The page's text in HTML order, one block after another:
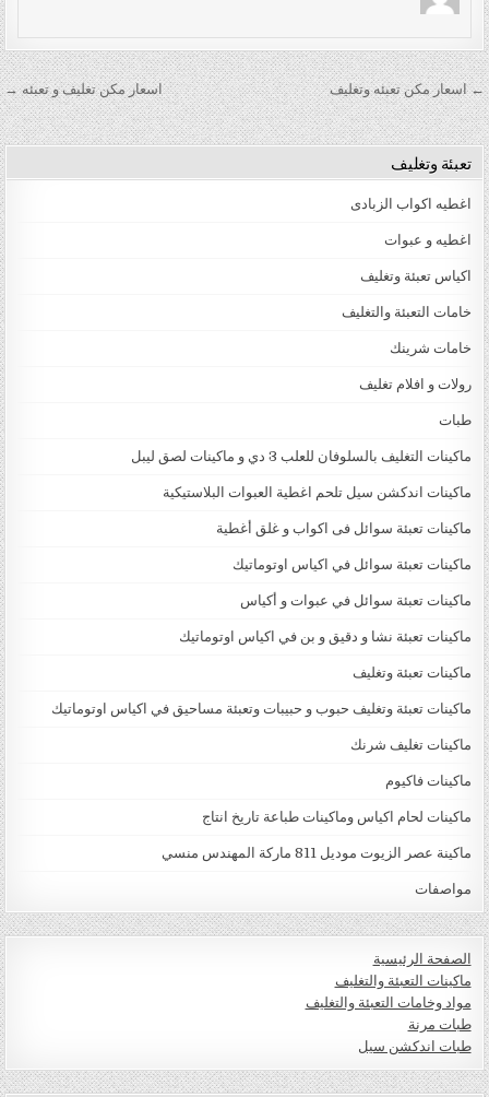
تصفّح المقالات اسعار مكن تغليف و تعبئه → ← اسعار مكن تعبئه وتغليف
تعبئة وتغليف
اغطيه اكواب الزبادى
اغطيه و عبوات
اكياس تعبئة وتغليف
خامات التعبئة والتغليف
خامات شرينك
رولات و افلام تغليف
طبات
ماكينات التغليف بالسلوفان للعلب 3 دي و ماكينات لصق ليبل
ماكينات اندكشن سيل تلحم اغطية العبوات البلاستيكية
ماكينات تعبئة سوائل فى اكواب و غلق أغطية
ماكينات تعبئة سوائل في اكياس اوتوماتيك
ماكينات تعبئة سوائل في عبوات و أكياس
ماكينات تعبئة نشا و دقيق و بن في اكياس اوتوماتيك
ماكينات تعبئة وتغليف
ماكينات تعبئة وتغليف حبوب و حبيبات وتعبئة مساحيق في اكياس اوتوماتيك
ماكينات تغليف شرنك
ماكينات فاكيوم
ماكينات لحام اكياس وماكينات طباعة تاريخ انتاج
ماكينة عصر الزيوت موديل 811 ماركة المهندس منسي
مواصفات
الصفحة الرئيسية
ماكينات التعبئة والتغليف
مواد وخامات التعبئة والتغليف
طبات مرنة
طبات اندكشن سيل